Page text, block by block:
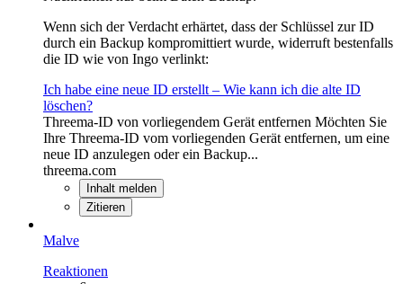
Wenn sich der Verdacht erhärtet, dass der Schlüssel zur ID
durch ein Backup kompromittiert wurde, widerruft bestenfalls
die ID wie von Ingo verlinkt:
Ich habe eine neue ID erstellt – Wie kann ich die alte ID
löschen?
Threema-ID von vorliegendem Gerät entfernen Möchten Sie
Ihre Threema-ID vom vorliegenden Gerät entfernen, um eine
neue ID anzulegen oder ein Backup...
threema.com
Inhalt melden
Zitieren
Malve
Reaktionen